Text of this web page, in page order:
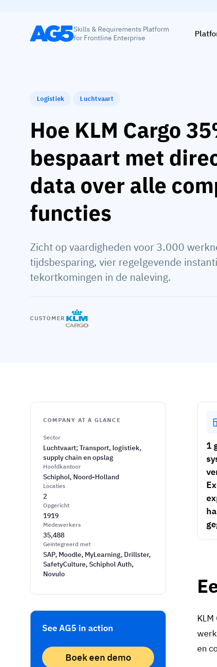
Skills & Requirements Platform
for Frontline Enterprise
Logistiek Luchtvaart
Hoe KLM Cargo
bespaart met
data over alle
functies
Zicht op vaardigheden voor 3.000
tijdsbesparing, vier regelgevende
tekortkomingen in de naleving.
CUSTOMER
COMPANY AT A GLANCE
Sector
Luchtvaart; Transport, logistiek,
supply chain en opslag
Hoofdkantoor
Schiphol, Noord-Holland
Locaties
2
Opgericht
1919
Medewerkers
35,488
Geïntegreerd met
SAP, Moodle, MyLearning, Drillster,
SafetyCulture, Schiphol Auth,
Novulo
See AG5 in action
Boek een demo
1
en